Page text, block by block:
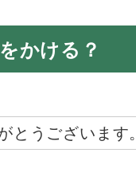
かける？
うございます。